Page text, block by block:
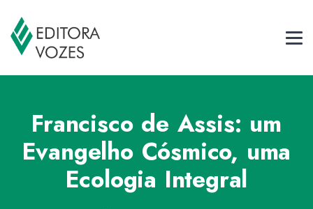
Francisco de Assis: um
Evangelho Cósmico, uma
Ecologia Integral